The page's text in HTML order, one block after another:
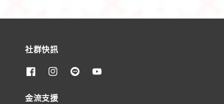
社群快訊
金流支援